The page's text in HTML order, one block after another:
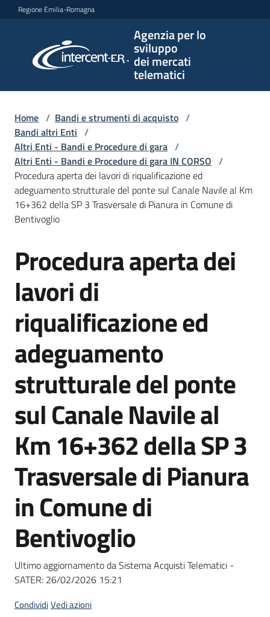
Vai al contenuto
Vai alla navigazione
Vai al footer
Regione Emilia-Romagna
Agenzia per lo
sviluppo
dei mercati
telematici
per lo
sviluppo
telematici
L'Agenzia
Bandi
strumenti
di
Supporto
Piattaforme
telematiche
English
site
Seguici
su
Home / Bandi e strumenti di acquisto /
Bandi altri Enti /
Altri Enti - Bandi e Procedure di gara /
Altri Enti - Bandi e Procedure di gara IN CORSO /
Procedura aperta dei lavori di riqualificazione ed
adeguamento strutturale del ponte sul Canale Navile al Km
16+362 della SP 3 Trasversale di Pianura in Comune di
Bentivoglio
Salta al contenuto
Procedura aperta dei
lavori di
riqualificazione ed
adeguamento
strutturale del ponte
sul Canale Navile al
Km 16+362 della SP 3
Trasversale di Pianura
in Comune di
Bentivoglio
Ultimo aggiornamento da Sistema Acquisti Telematici -
SATER: 26/02/2026 15:21
CondividiVedi azioni